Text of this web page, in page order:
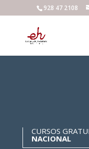
928 47 2108
CURSOS
NACIONAL